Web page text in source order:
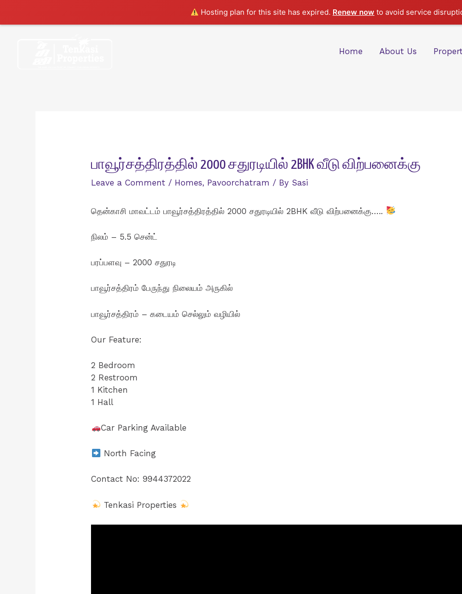
Hosting plan for this site has expired. Renew now to avoid service
Home About Us
பாவூர்சத்திரத்தில் 2000 சதுரடியில் 2BHK வீடு விற்பனைக்கு
Leave a Comment / Homes, Pavoorchatram / By Sasi
தென்காசி மாவட்டம் பாவூர்சத்திரத்தில் 2000 சதுரடியில் 2BHK வீடு விற்பனைக்கு…..
நிலம் – 5.5 சென்ட்
பரப்பளவு – 2000 சதுரடி
பாவூர்சத்திரம் பேருந்து நிலையம் அருகில்
பாவூர்சத்திரம் – கடையம் செல்லும் வழியில்
Our Feature:
2 Bedroom
2 Restroom
1 Kitchen
1 Hall
Car Parking Available
North Facing
Contact No: 9944372022
Tenkasi Properties